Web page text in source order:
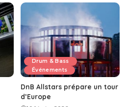
Drum & Bass
Événements
DnB Allstars prépare un tour
d’Europe